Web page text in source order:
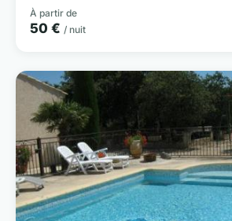
À partir de
50 € / nuit